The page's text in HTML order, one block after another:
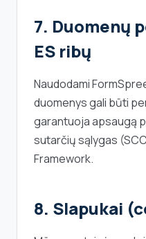
7. Duomenų
ES ribų
Naudodami
duomenys gali būti
garantuoja apsaugą
sutarčių sąlygas
Framework.
8. Slapukai